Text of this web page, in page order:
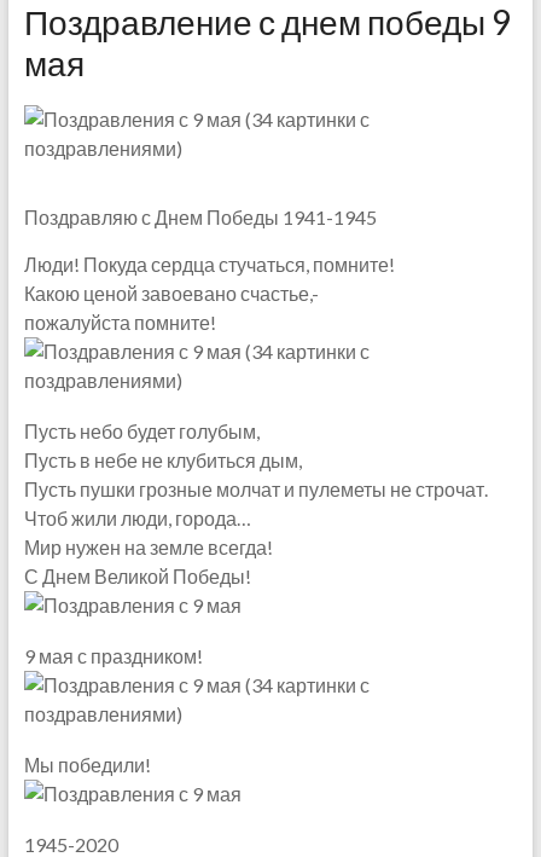
Поздравление с днем победы 9
мая
Поздравляю с Днем Победы 1941-1945
Люди! Покуда сердца стучаться, помните!
Какою ценой завоевано счастье,-
пожалуйста помните!
Пусть небо будет голубым,
Пусть в небе не клубиться дым,
Пусть пушки грозные молчат и пулеметы не строчат.
Чтоб жили люди, города…
Мир нужен на земле всегда!
С Днем Великой Победы!
9 мая с праздником!
Мы победили!
1945-2020